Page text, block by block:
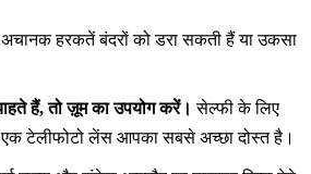
अचानक हरकतें बंदरों को डरा सकती हैं या उकसा
हैं, तो ज़ूम का उपयोग करें। सेल्फी के लिए
टेलीफोटो लेंस आपका सबसे अच्छा दोस्त है।